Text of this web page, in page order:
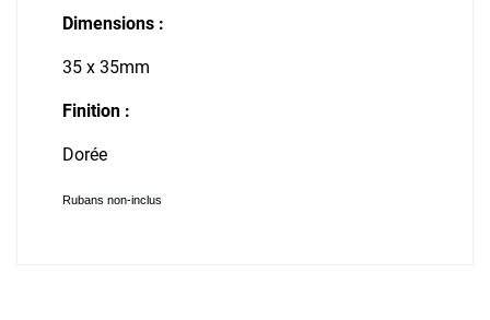
Dimensions :
35 x 35mm
Finition :
Dorée
Rubans non-inclus